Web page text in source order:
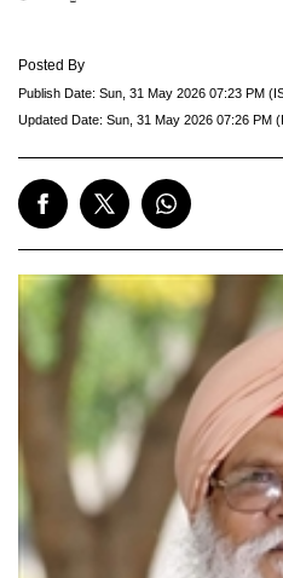
Posted By
Publish Date: Sun, 31 May 2026 07:23 PM
Updated Date: Sun, 31 May 2026 07:26 PM